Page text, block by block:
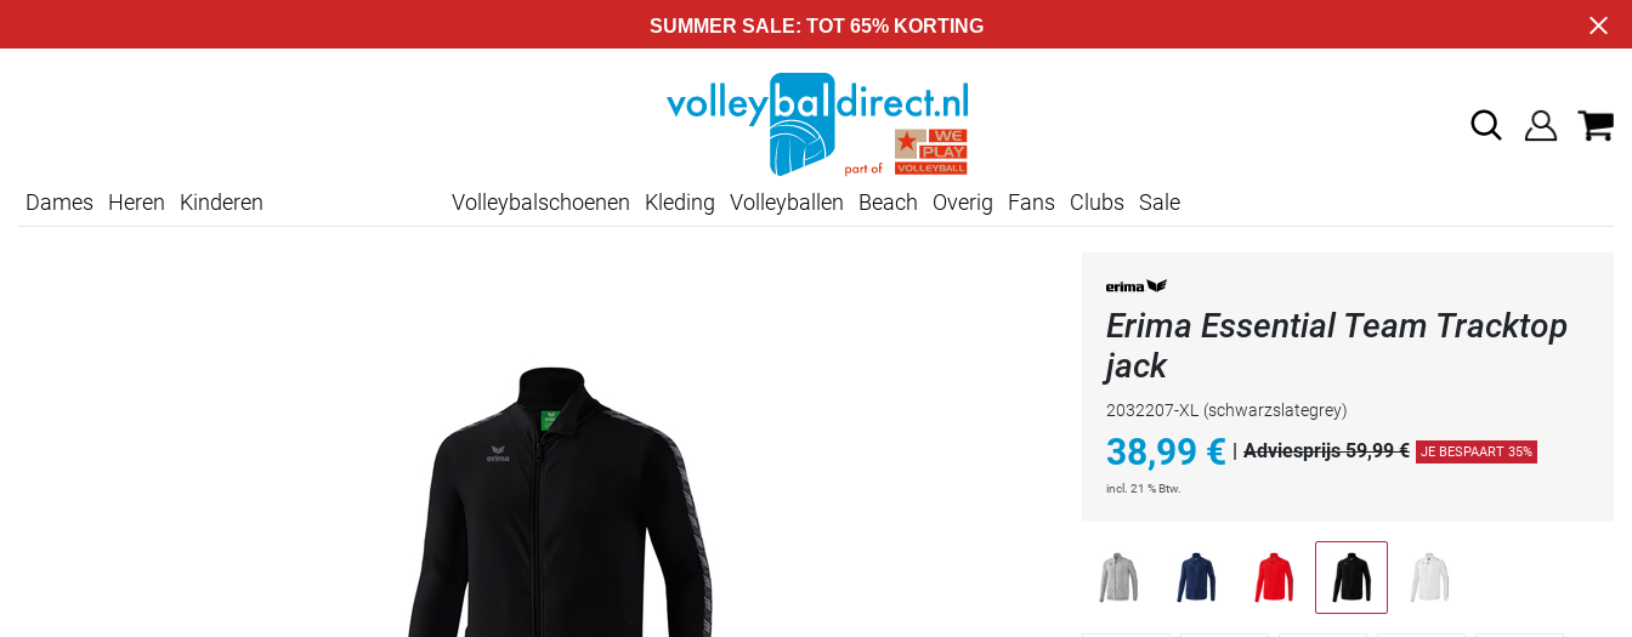
SUMMER SALE: TOT 65% KORTING
Dames Heren Kinderen Volleybalschoenen Kleding Volleyballen Beach Overig Fans Clubs Sale
Erima Essential Team Tracktop
jack
2032207-XL (schwarzslategrey)
38,99 € Adviesprijs 59,99 € JE BESPAART 35%
incl. 21 % Btw.